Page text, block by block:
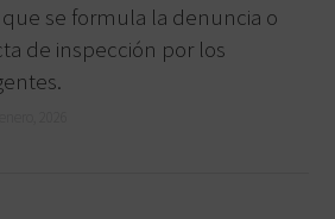
que se formula la denuncia o
de inspección por los